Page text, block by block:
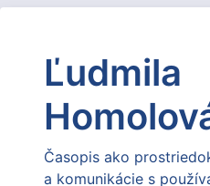
Ľudmila
Časopis ako
a komunikácie s